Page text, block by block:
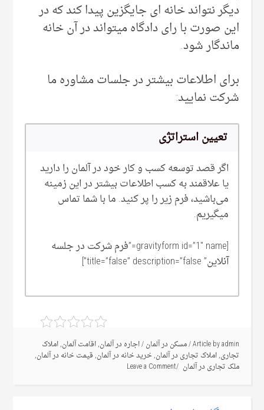
دیگر نتواند خانه ای جایگزین پیدا کند که در
این صورت با رای دادگاه میتواند در آن خانه
ماندگار شود.
برای اطلاعات بیشتر در جلسات مشاوره ما
شرکت نمایید:
تعیین استراتژی
اگر قصد توسعه کسب و کار خود در آلمان را دارید
یا علاقمند به کسب اطلاعات بیشتر در این زمینه
می‌‌باشید، فرم زیر را پر کنید. ما با شما تماس
میگیریم.
[gravityform id=”1″ name=”فرم شرکت در جلسه
آنلاین” title=”false” description=”false”]
Article byadmin
/مسکن در آلمان/اجاره در آلمان,اقامت آلمان,املاک
تجاری,املاک تجاری در آلمان,خرید خانه در آلمان,قیمت خانه در آلمان,
ملک تجاری در آلمان Leave a Comment